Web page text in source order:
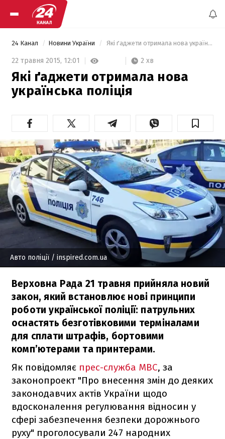
24 Канал Новини України Які ґаджети отримала нова українська поліція
22 травня 2015, 12:01 2 хв
Які ґаджети отримала нова
українська поліція
Авто поліції / inspired.com.ua
Верховна Рада 21 травня прийняла новий
закон, який встановлює нові принципи
роботи української поліції: патрульних
оснастять безготівковими терміналами
для сплати штрафів, бортовими
комп’ютерами та принтерами.
Як повідомляє прес-служба МВС, за
законопроект "Про внесення змін до деяких
законодавчих актів України щодо
вдосконалення регулювання відносин у
сфері забезпечення безпеки дорожнього
руху" проголосували 247 народних